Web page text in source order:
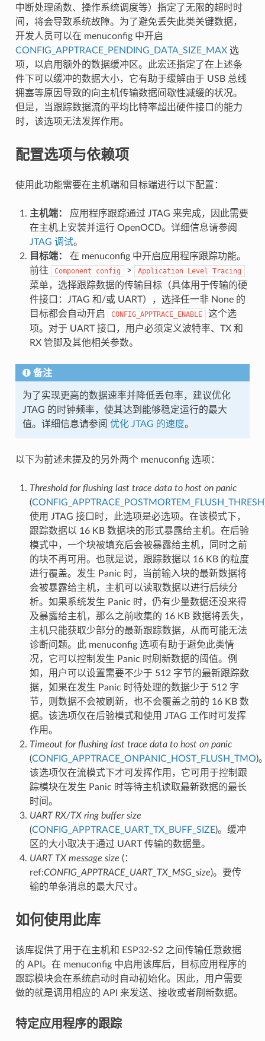
中断处理函数、操作系统调度等）指定了无限的超时时
间，将会导致系统故障。为了避免丢失此类关键数据，
开发人员可以在 menuconfig 中开启
CONFIG_APPTRACE_PENDING_DATA_SIZE_MAX选
项，以启用额外的数据缓冲区。此宏还指定了在上述条
件下可以缓冲的数据大小，它有助于缓解由于 USB 总线
拥塞等原因导致的向主机传输数据间歇性减缓的状况。
但是，当跟踪数据流的平均比特率超出硬件接口的能力
时，该选项无法发挥作用。
配置选项与依赖项
使用此功能需要在主机端和目标端进行以下配置：
主机端：
应用程序跟踪通过 JTAG 来完成，因此需要
在主机上安装并运行 OpenOCD。详细信息请参阅
JTAG 调试。
目标端：
在 menuconfig 中开启应用程序跟踪功能。
前往
Component config > Application Level Tracing
菜单，选择跟踪数据的传输目标（具体用于传输的硬
件接口：JTAG 和/或 UART），选择任一非 None 的
目标都会自动开启
CONFIG_APPTRACE_ENABLE
这个选
项。对于 UART 接口，用户必须定义波特率、TX 和
RX 管脚及其他相关参数。
备注
为了实现更高的数据速率并降低丢包率，建议优化
JTAG 的时钟频率，使其达到能够稳定运行的最大
值。详细信息请参阅 优化 JTAG 的速度。
以下为前述未提及的另外两个 menuconfig 选项：
Threshold for flushing last trace data to host on panic
(CONFIG_APPTRACE_POSTMORTEM_FLUSH_THRESH
使用 JTAG 接口时，此选项是必选项。在该模式下，
跟踪数据以 16 KB 数据块的形式暴露给主机。在后验
模式中，一个块被填充后会被暴露给主机，同时之前
的块不再可用。也就是说，跟踪数据以 16 KB 的粒度
进行覆盖。发生 Panic 时，当前输入块的最新数据将
会被暴露给主机，主机可以读取数据以进行后续分
析。如果系统发生 Panic 时，仍有少量数据还没来得
及暴露给主机，那么之前收集的 16 KB 数据将丢失，
主机只能获取少部分的最新跟踪数据，从而可能无法
诊断问题。此 menuconfig 选项有助于避免此类情
况，它可以控制发生 Panic 时刷新数据的阈值。例
如，用户可以设置需要不少于 512 字节的最新跟踪数
据，如果在发生 Panic 时待处理的数据少于 512 字
节，则数据不会被刷新，也不会覆盖之前的 16 KB 数
据。该选项仅在后验模式和使用 JTAG 工作时可发挥
作用。
Timeout for flushing last trace data to host on panic
(CONFIG_APPTRACE_ONPANIC_HOST_FLUSH_TMO)
该选项仅在流模式下才可发挥作用，它可用于控制跟
踪模块在发生 Panic 时等待主机读取最新数据的最长
时间。
UART RX/TX ring buffer size
(CONFIG_APPTRACE_UART_TX_BUFF_SIZE)。缓冲
区的大小取决于通过 UART 传输的数据量。
UART TX message size (：
ref:CONFIG_APPTRACE_UART_TX_MSG_size)。要传
输的单条消息的最大尺寸。
如何使用此库
该库提供了用于在主机和 ESP32-S2 之间传输任意数据
的 API。在 menuconfig 中启用该库后，目标应用程序的
跟踪模块会在系统启动时自动初始化。因此，用户需要
做的就是调用相应的 API 来发送、接收或者刷新数据。
特定应用程序的跟踪